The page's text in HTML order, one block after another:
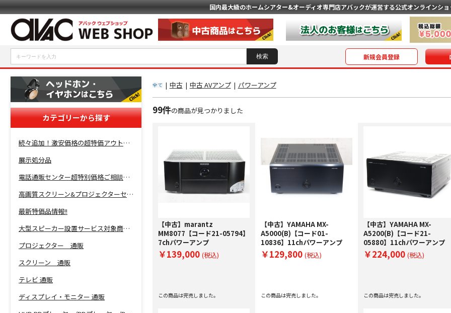
国内最大級のホームシアター&オーディオ専門店アバックが運営する公式オンラインショ
新規会員登録
カテゴリーから探す
続々追加！激安価格の超特価アウトレットセール開催！
展示処分品
電話通販センター超特別価格ご相談コーナー！
高画質スクリーン&プロジェクターセット超特価！
最新特価品情報!!
大型スピーカー設置サービス対象商品！
プロジェクター 通販
スクリーン 通販
テレビ 通販
ディスプレイ・モニター 通販
全て | 中古 | 中古 AVアンプ | パワーアンプ
99件の商品が見つかりました
【中古】marantz
MM8077【コード21-05794】
7chパワーアンプ
￥139,000 (税込)
この商品は完売しました。
【中古】YAMAHA MX-
A5000(B)【コード01-
10836】11chパワーアンプ
￥129,800 (税込)
この商品は完売しました。
【中古】YAMAHA MX-
A5200(B)【コード21-
05880】11chパワーアンプ
￥224,000(税込)
この商品は完売しました。